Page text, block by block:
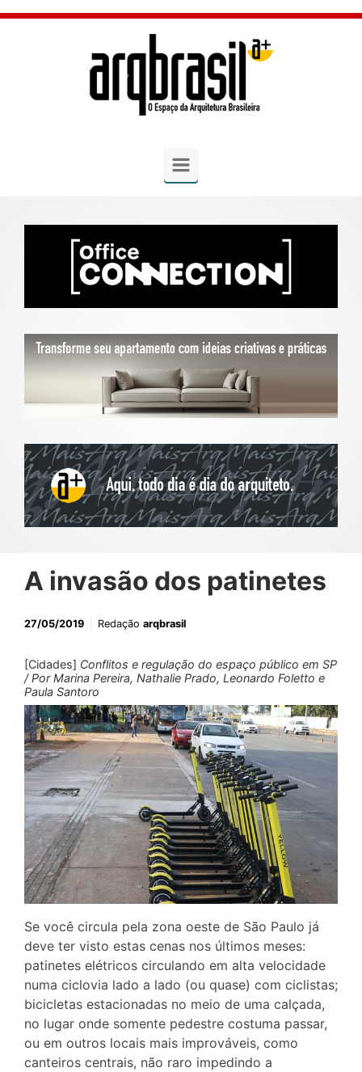
Skip to main content
A invasão dos patinetes
27/05/2019 Redação arqbrasil
[Cidades] Conflitos e regulação do espaço público em SP
/ Por Marina Pereira, Nathalie Prado, Leonardo Foletto e
Paula Santoro
Se você circula pela zona oeste de São Paulo já
deve ter visto estas cenas nos últimos meses:
patinetes elétricos circulando em alta velocidade
numa ciclovia lado a lado (ou quase) com ciclistas;
bicicletas estacionadas no meio de uma calçada,
no lugar onde somente pedestre costuma passar,
ou em outros locais mais improváveis, como
canteiros centrais, não raro impedindo a